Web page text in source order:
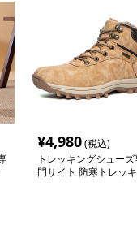
¥4,980(税込)
トレッキングシューズ
門サイト 防寒トレッキ